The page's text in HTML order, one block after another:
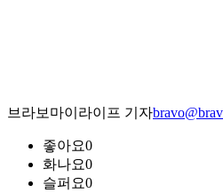
브라보마이라이프 기자
좋아요0
화나요0
슬퍼요0